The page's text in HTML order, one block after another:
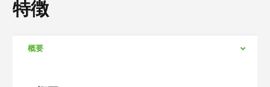
特徴
概要